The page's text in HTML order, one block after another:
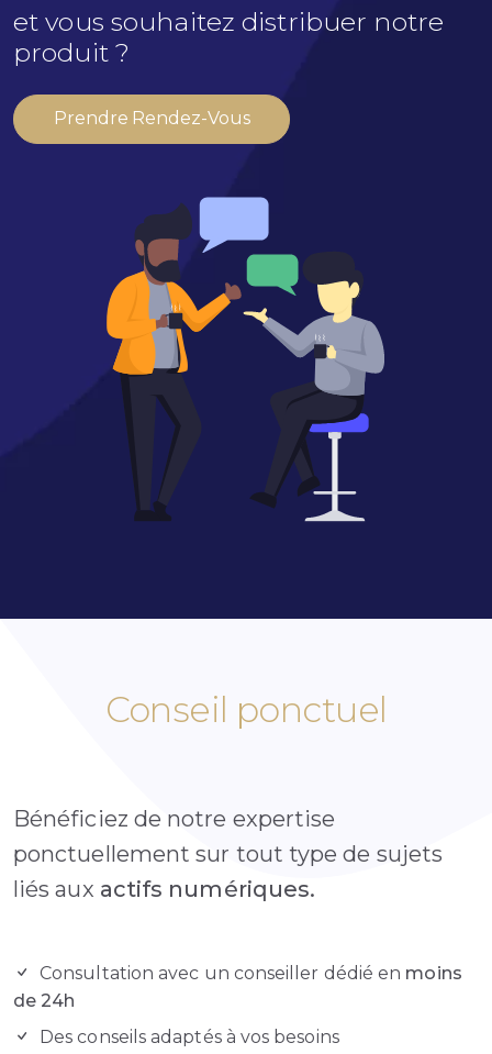
et vous souhaitez distribuer notre
produit ?
Prendre Rendez-Vous
Conseil ponctuel
Bénéficiez de notre expertise
ponctuellement sur tout type de sujets
liés aux actifs numériques.
Consultation avec un conseiller dédié en moins
de 24h
Des conseils adaptés à vos besoins